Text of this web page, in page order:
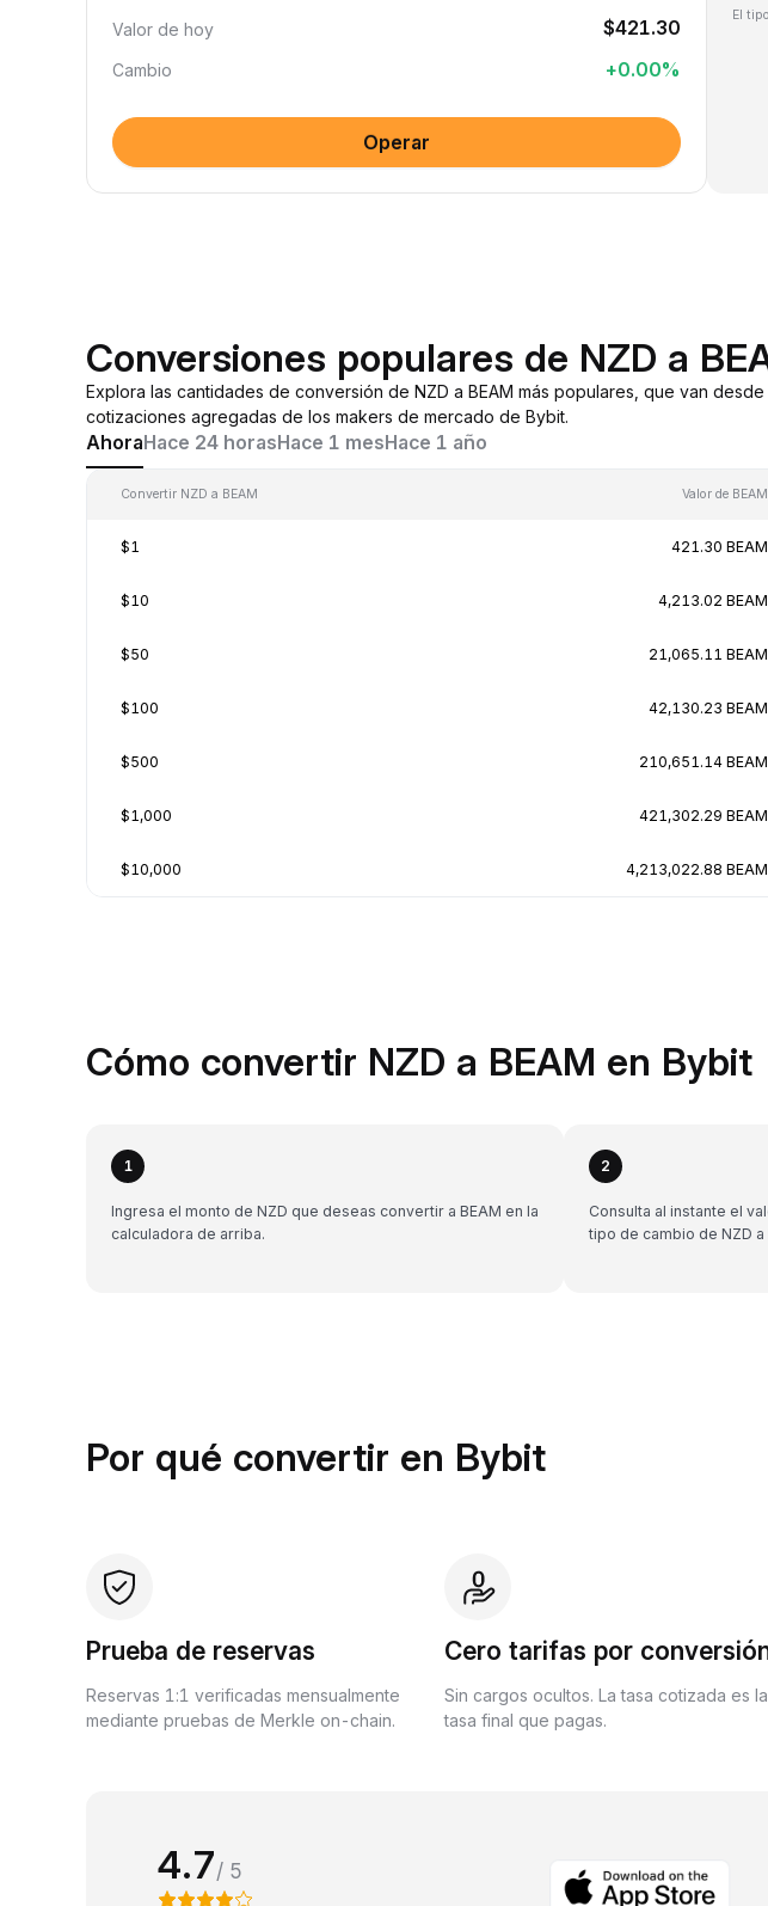
Valor de hoy $421.30
Cambio +0.00%
Operar
El
Conversiones populares de NZD a
Explora las cantidades de conversión de NZD a BEAM más populares, que van
cotizaciones agregadas de los makers de mercado de Bybit.
AhoraHace 24 horasHace 1 mesHace 1 año
Convertir NZD a BEAM Valor de BEAM
$1 421.30 BEAM
$10 4,213.02 BEAM
$50 21,065.11 BEAM
$100 42,130.23 BEAM
$500 210,651.14 BEAM
$1,000 421,302.29 BEAM
$10,000 4,213,022.88 BEAM
Cómo convertir NZD a BEAM en Bybit
1
Ingresa el monto de NZD que deseas convertir a BEAM en la
calculadora de arriba.
2
Consulta al instante el
tipo de cambio de NZD
Por qué convertir en Bybit
Prueba de reservas
Reservas 1:1 verificadas mensualmente
mediante pruebas de Merkle on-chain.
Cero tarifas por
Sin cargos ocultos. La tasa cotizada es la
tasa final que pagas.
4.7/ 5